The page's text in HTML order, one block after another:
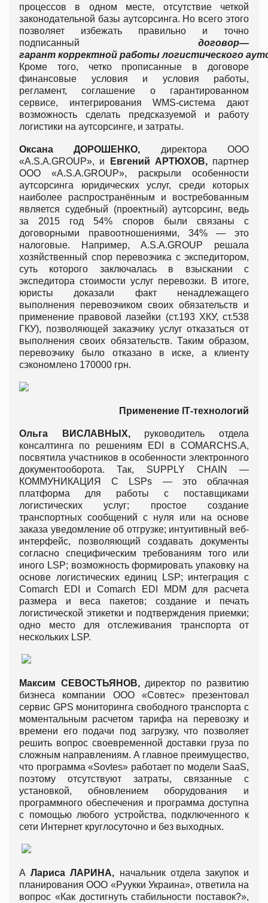
процессов в одном месте, отсутствие четкой
законодательной базы аутсорсинга. Но всего этого
позволяет избежать правильно и точно
подписанный договор—
гарант корректной работылогистического
Кроме того, четко прописанные в договоре
финансовые условия и условия работы,
регламент, соглашение о гарантированном
сервисе, интегрирования WMS-система дают
возможность сделать предсказуемой и работу
логистики на аутсорсинге, и затраты.
ОксанаДОРОШЕНКО, директора ООО
«A.S.A.GROUP», и
Евгений АРТЮХОВ, партнер
ООО «A.S.A.GROUP», раскрыли особенности
аутсорсинга юридических услуг, среди которых
наиболее распространённым и востребованным
является судебный (проектный) аутсорсинг, ведь
за 2015 год 54% споров были связаны с
договорными правоотношениями, 34% — это
налоговые. Например, А.S.A.GROUP решала
хозяйственный спор перевозчика с экспедитором,
суть которого заключалась в взыскании с
экспедитора стоимости услуг перевозки. В итоге,
юристы доказали факт ненадлежащего
выполнения перевозчиком своих обязательств и
применение правовой лазейки (ст.193 ХКУ, ст.538
ГКУ), позволяющей заказчику услуг отказаться от
выполнения своих обязательств. Таким образом,
перевозчику было отказано в иске, а клиенту
сэкономлено 170000 грн.
Применение Т-технологий
Ольга ВИСЛАВНЫХ,руководитель отдела
консалтинга по решениям EDI в COMARCHS.A,
посвятила участников в особенности электронного
документооборота. Так, SUPPLY CHAIN —
КОММУНИКАЦИЯ С LSPs — это облачная
платформа для работы с поставщиками
логистических услуг; простое создание
транспортных сообщений с нуля или на основе
заказа уведомление об отгрузке; интуитивный веб-
интерфейс, позволяющий создавать документы
согласно специфическим требованиям того или
иного LSP; возможность формировать упаковку на
основе логистических единиц LSP; интеграция с
Comarch EDI и Comarch EDI MDM для расчета
размера и веса пакетов; создание и печать
логистической этикетки и подтверждения приемки;
одно место для отслеживания транспорта от
нескольких LSP.
Максим СЕВОСТЬЯНОВ, директор по развитию
бизнеса компании ООО «Совтес» презентовал
сервис GPS мониторинга свободного транспорта с
моментальным расчетом тарифа на перевозку и
времени его подачи под загрузку, что позволяет
решить вопрос своевременной доставки груза по
сложным направлениям. А главное преимущество,
что программа «Sovtes» работает по модели SaaS,
поэтому отсутствуют затраты, связанные с
установкой, обновлением оборудования и
программного обеспечения и программа доступна
с помощью любого устройства, подключенного к
сети Интернет круглосуточно и без выходных.
АЛарисаЛАРИНА, начальник отдела закупок и
планирования ООО «Руукки Украина», ответила на
вопрос «Как достигнуть стабильности поставок?»,